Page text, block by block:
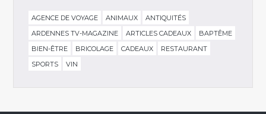
AGENCE DE VOYAGE ANIMAUX
ANTIQUITÉS
ARDENNES TV-MAGAZINE
ARTICLES CADEAUX
BAPTÊME
BIEN-ÊTRE
BRICOLAGE CADEAUX
RESTAURANT
SPORTS
VIN